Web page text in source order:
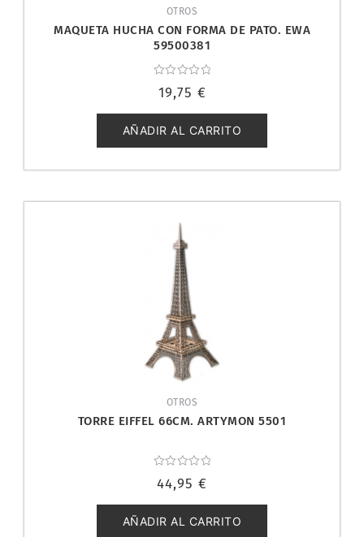
OTROS
MAQUETA HUCHA CON FORMA DE PATO. EWA
59500381
con
de
5
19,75 €
AÑADIR AL CARRITO
OTROS
TORRE EIFFEL 66CM. ARTYMON 5501
con
de
5
44,95 €
AÑADIR AL CARRITO